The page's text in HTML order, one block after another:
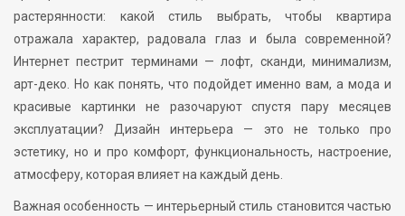
растерянности: какой стиль выбрать, чтобы квартира
отражала характер, радовала глаз и была современной?
Интернет пестрит терминами — лофт, сканди, минимализм,
арт-деко. Но как понять, что подойдет именно вам, а мода и
красивые картинки не разочаруют спустя пару месяцев
эксплуатации? Дизайн интерьера — это не только про
эстетику, но и про комфорт, функциональность, настроение,
атмосферу, которая влияет на каждый день.
Важная особенность — интерьерный стиль становится частью